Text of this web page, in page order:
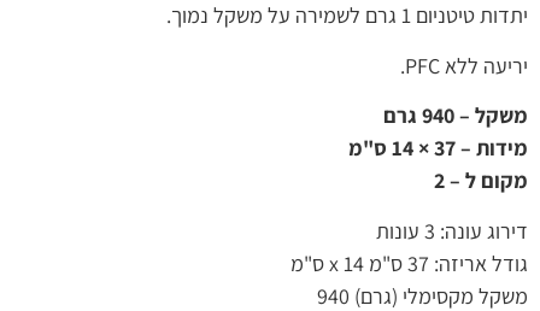
יתדות טיטניום 1 גרם לשמירה על משקל נמוך.
יריעה ללאPFC
.
משקל – 940 גרם
מידות – 37 × 14 ס"מ
מקום ל – 2
דירוג עונה: 3 עונות
גודל אריזה: 37 ס"מ x 14 ס"מ
משקל מקסימלי (גרם) 940